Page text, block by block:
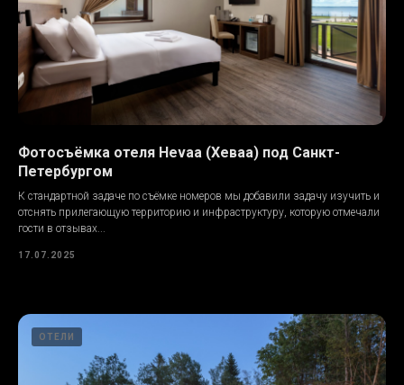
Фотосъёмка отеля Hevaa (Хеваа) под Санкт-
Петербургом
К стандартной задаче по съёмке номеров мы добавили задачу изучить и
отснять прилегающую территорию и инфраструктуру, которую отмечали
гости в отзывах...
17.07.2025
ОТЕЛИ